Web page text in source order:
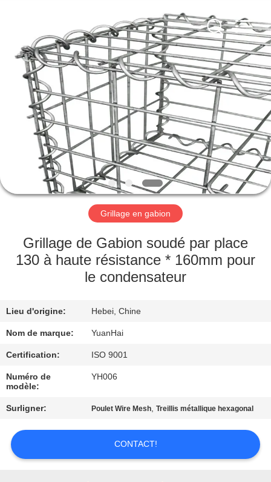
MAISON
PRODUITS
SHOW
AU
DE
NOUS
D'USINE
CONTRÔLE
DE
QUALITÉ
CONTACTEZ-
NOUS
Reserved.
Grillage en gabion
Grillage de Gabion soudé par place
130 à haute résistance * 160mm pour
le condensateur
Lieu d'origine: Hebei, Chine
Nom de marque: YuanHai
Certification: ISO 9001
Numéro de
modèle:
YH006
Surligner: Poulet Wire Mesh,Treillis métallique hexagonal
CONTACT!